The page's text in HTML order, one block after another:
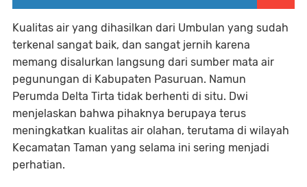
Kualitas air yang dihasilkan dari Umbulan yang sudah
terkenal sangat baik, dan sangat jernih karena
memang disalurkan langsung dari sumber mata air
pegunungan di Kabupaten Pasuruan. Namun
Perumda Delta Tirta tidak berhenti di situ. Dwi
menjelaskan bahwa pihaknya berupaya terus
meningkatkan kualitas air olahan, terutama di wilayah
Kecamatan Taman yang selama ini sering menjadi
perhatian.